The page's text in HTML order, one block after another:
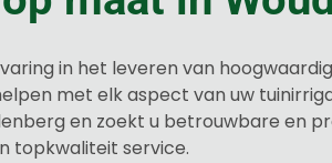
in het leveren van
met elk aspect van uw
en zoekt u betrouwbare en
topkwaliteit service.